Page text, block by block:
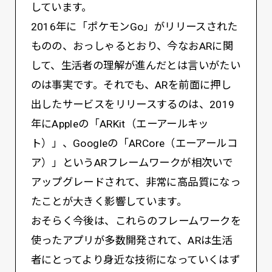
しています。
2016年に「ポケモンGo」がリリースされた
ものの、おっしゃるとおり、今なおARに関
して、生活者の理解が進んだとは言いがたい
のは事実です。それでも、ARを前面に押し
出したサービスをリリースするのは、2019
年にAppleの「ARKit（エーアールキッ
ト）」、Googleの「ARCore（エーアールコ
ア）」というARフレームワークが相次いで
アップグレードされて、非常に高品質になっ
たことが大きく影響しています。
おそらく今後は、これらのフレームワークを
使ったアプリが多数開発されて、ARは生活
者にとってより身近な技術になっていくはず